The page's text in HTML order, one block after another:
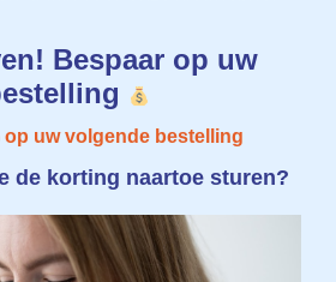
Bespaar op uw
op uw volgende bestelling
de korting naartoe sturen?